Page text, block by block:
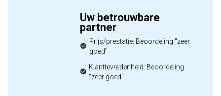
Uw betrouwbare
partner
Prijs/prestatie: Beoordeling "zeer
goed"
Klanttevredenheid: Beoordeling
"zeer goed"